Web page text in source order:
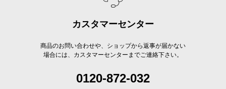
カスタマーセンター
商品のお問い合わせや、ショップから返事が届かない
場合には、カスタマーセンターまでご連絡下さい。
0120-872-032